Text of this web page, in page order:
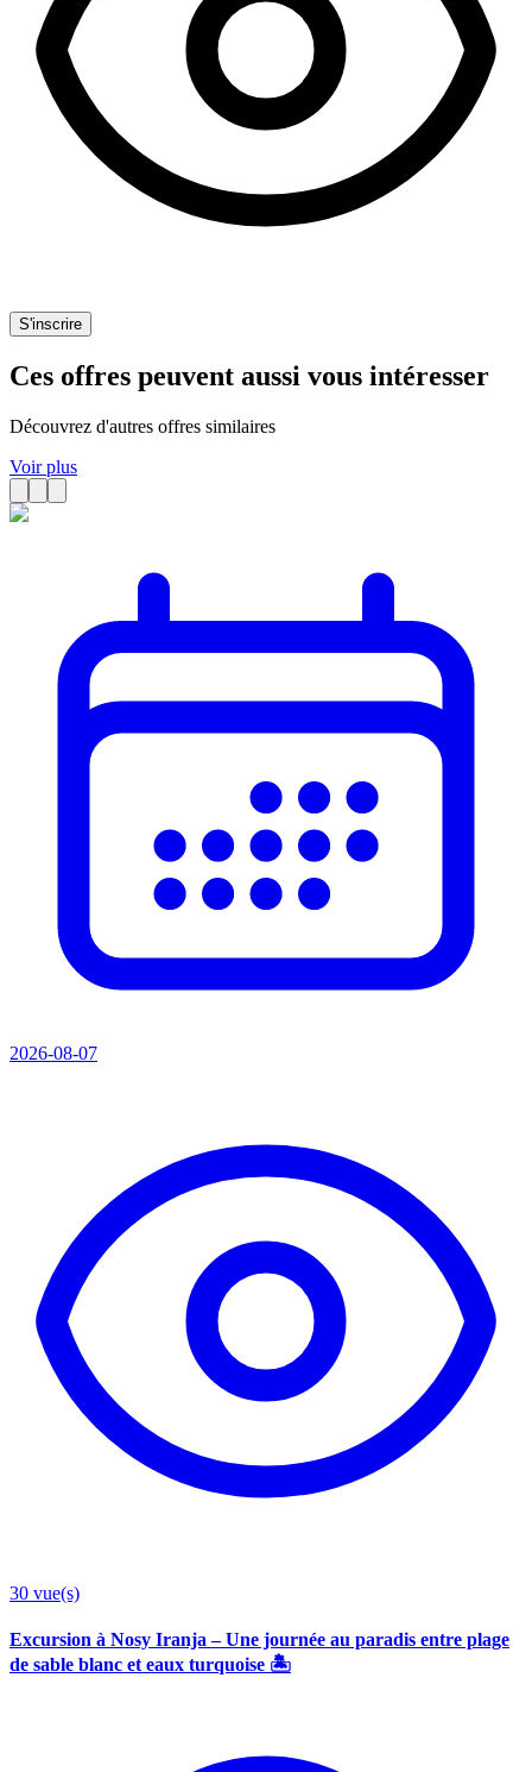
S'inscrire
Ces offres peuvent aussi vous intéresser
Découvrez d'autres offres similaires
Voir plus
2026-08-07
30 vue(s)
Excursion à Nosy Iranja – Une journée au paradis entre plage
de sable blanc et eaux turquoise 🏝️